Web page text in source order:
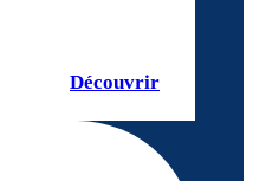
Découvrir